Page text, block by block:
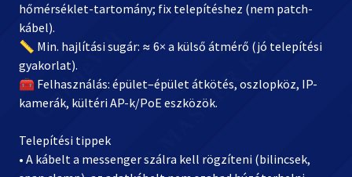
hőmérséklet-tartomány; fix telepítéshez (nem patch-
kábel).
📏 Min. hajlítási sugár: ≈ 6× a külső átmérő (jó telepítési
gyakorlat).
🧰 Felhasználás: épület–épület átkötés, oszlopköz, IP-
kamerák, kültéri AP-k/PoE eszközök.
Telepítési tippek
• A kábelt a messenger szálra kell rögzíteni (bilincsek,